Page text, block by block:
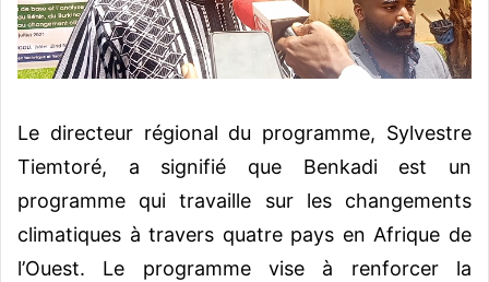
Le directeur régional du programme, Sylvestre
Tiemtoré, a signifié que Benkadi est un
programme qui travaille sur les changements
climatiques à travers quatre pays en Afrique de
l’Ouest. Le programme vise à renforcer la